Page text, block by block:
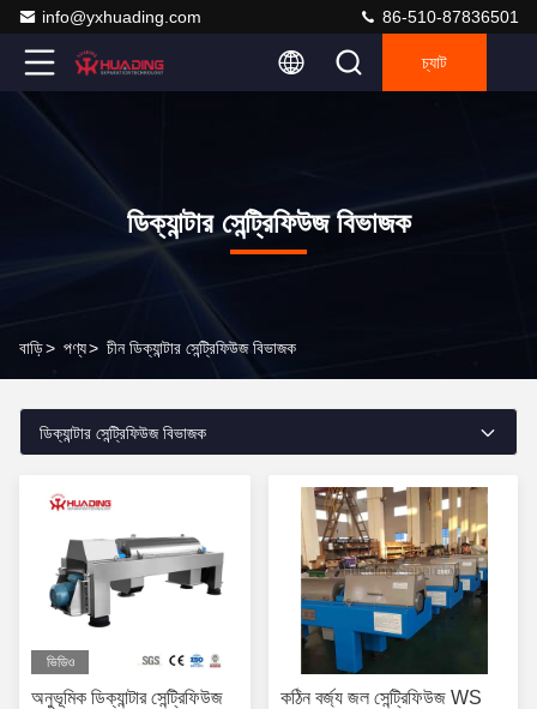
info@yxhuading.com 86-510-87836501
চ্যাট
ডিক্যান্টার সেন্ট্রিফিউজ বিভাজক
বাড়ি> পণ্য> চীন ডিক্যান্টার সেন্ট্রিফিউজ বিভাজক
ডিক্যান্টার সেন্ট্রিফিউজ বিভাজক
ভিডিও
অনুভূমিক ডিক্যান্টার সেন্ট্রিফিউজ
কঠিন বর্জ্য জল সেন্ট্রিফিউজ WS